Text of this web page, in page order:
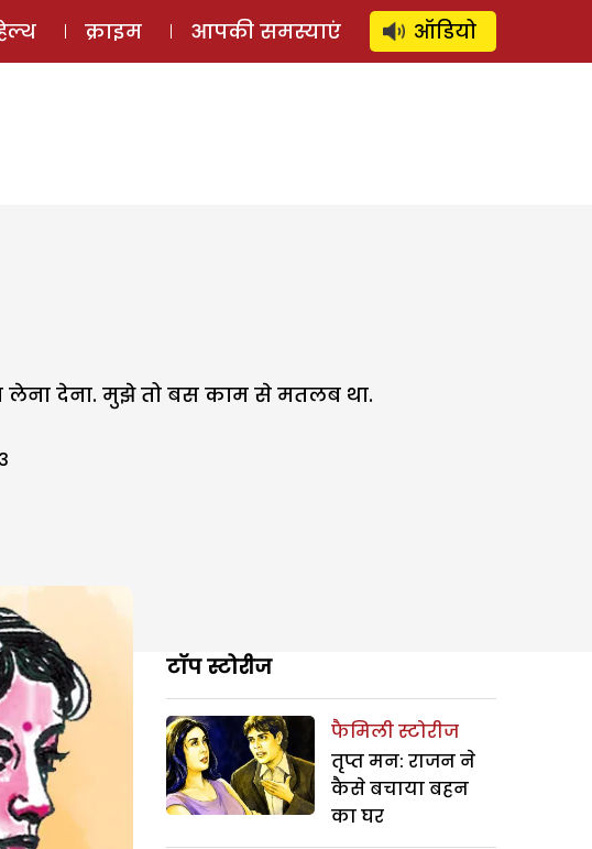
ऑडियो स्टोरी लॉग इन ⚲ SUBSCRIBE
क्राइम आपकी समस्याएं ऑडियो
लेना देना. मुझे तो बस काम से मतलब था.
टॉप स्टोरीज
फैमिली स्टोरीज
तृप्त मन: राजन ने
कैसे बचाया बहन
का घर